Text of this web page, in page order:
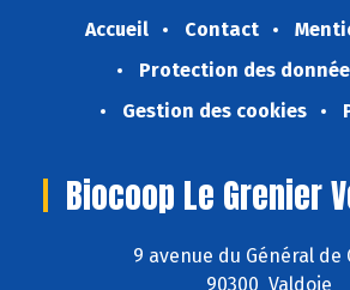
Accueil Contact
Protection des
Gestion des cookies
Biocoop Le Grenier
9 avenue du Général de
90300 Valdoie